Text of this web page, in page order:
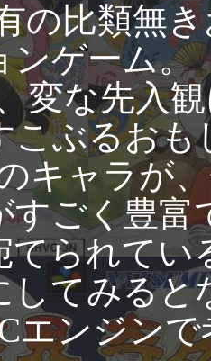
の比類無
ンゲーム。
変な先入
こぶるおも
キャラが
すごく豊富
てられてい
してみると
エンジン